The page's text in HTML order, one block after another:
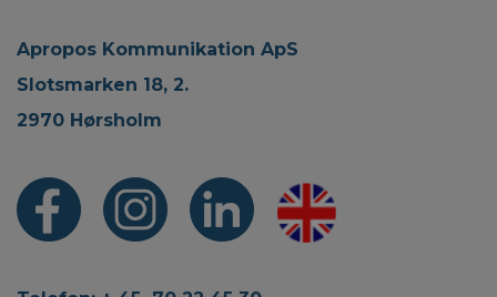
Apropos Kommunikation ApS
Slotsmarken 18, 2.
2970 Hørsholm